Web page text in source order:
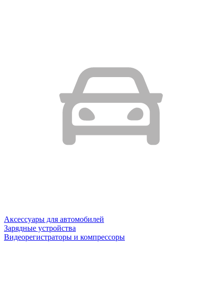
Аксессуары для автомобилей
Зарядные устройства
Видеорегистраторы и компрессоры